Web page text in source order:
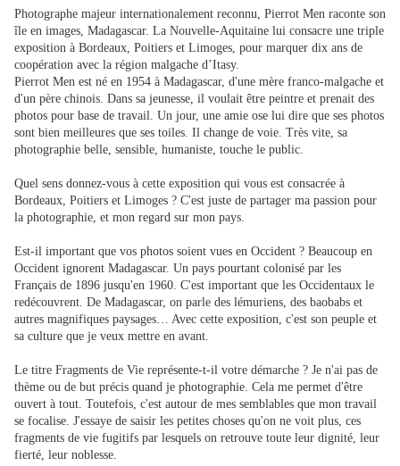
Photographe majeur internationalement reconnu, Pierrot Men raconte son
île en images, Madagascar. La Nouvelle-Aquitaine lui consacre une triple
exposition à Bordeaux, Poitiers et Limoges, pour marquer dix ans de
coopération avec la région malgache d’Itasy.
Pierrot Men est né en 1954 à Madagascar, d'une mère franco-malgache et
d'un père chinois. Dans sa jeunesse, il voulait être peintre et prenait des
photos pour base de travail. Un jour, une amie ose lui dire que ses photos
sont bien meilleures que ses toiles. Il change de voie. Très vite, sa
photographie belle, sensible, humaniste, touche le public.
Quel sens donnez-vous à cette exposition qui vous est consacrée à
Bordeaux, Poitiers et Limoges ? C'est juste de partager ma passion pour
la photographie, et mon regard sur mon pays.
Est-il important que vos photos soient vues en Occident ? Beaucoup en
Occident ignorent Madagascar. Un pays pourtant colonisé par les
Français de 1896 jusqu'en 1960. C'est important que les Occidentaux le
redécouvrent. De Madagascar, on parle des lémuriens, des baobabs et
autres magnifiques paysages… Avec cette exposition, c'est son peuple et
sa culture que je veux mettre en avant.
Le titre Fragments de Vie représente-t-il votre démarche ? Je n'ai pas de
thème ou de but précis quand je photographie. Cela me permet d'être
ouvert à tout. Toutefois, c'est autour de mes semblables que mon travail
se focalise. J'essaye de saisir les petites choses qu'on ne voit plus, ces
fragments de vie fugitifs par lesquels on retrouve toute leur dignité, leur
fierté, leur noblesse.